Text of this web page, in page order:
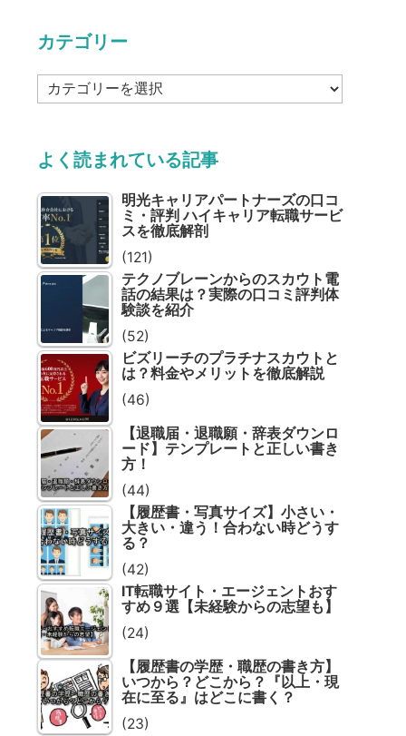
カテゴリー
カ
テ
ー
よく読まれている記事
明光キャリアパートナーズの口コ
ミ・評判 ハイキャリア転職サービ
スを徹底解剖
(121)
テクノブレーンからのスカウト電
話の結果は？実際の口コミ評判体
験談を紹介
(52)
ビズリーチのプラチナスカウトと
は？料金やメリットを徹底解説
(46)
【退職届・退職願・辞表ダウンロ
ード】テンプレートと正しい書き
方！
(44)
【履歴書・写真サイズ】小さい・
大きい・違う！合わない時どうす
る？
(42)
IT転職サイト・エージェントおす
すめ９選【未経験からの志望も】
(24)
【履歴書の学歴・職歴の書き方】
いつから？どこから？『以上・現
在に至る』はどこに書く？
(23)